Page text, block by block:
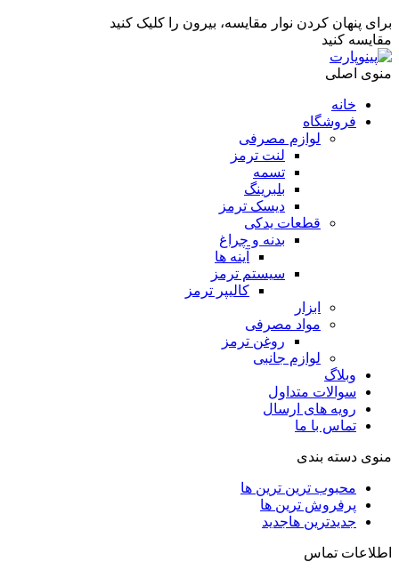
برای پنهان کردن نوار مقایسه، بیرون را کلیک کنید
مقایسه کنید
منوی اصلی
خانه
فروشگاه
لوازم مصرفی
لنت ترمز
تسمه
بلبرینگ
دیسک ترمز
قطعات یدکی
بدنه و چراغ
آینه ها
سیستم ترمز
کالیپر ترمز
ابزار
مواد مصرفی
روغن ترمز
لوازم جانبی
وبلاگ
سوالات متداول
رویه های ارسال
تماس با ما
منوی دسته بندی
محبوب ترین ترین ها
پرفروش ترین ها
جدیدترین هاجدید
اطلاعات تماس